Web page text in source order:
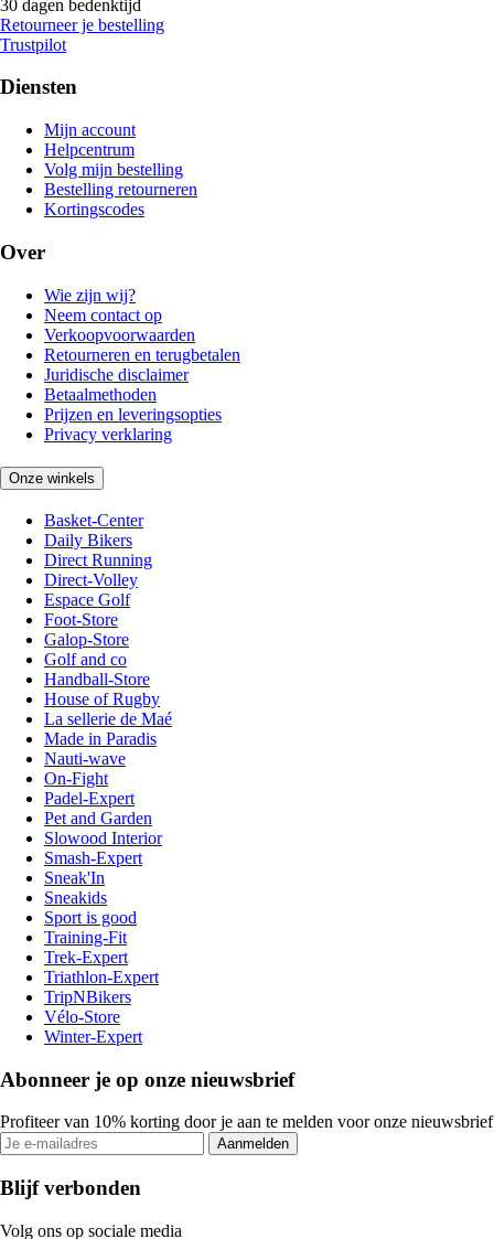
30 dagen bedenktijd
Retourneer je bestelling
Trustpilot
Diensten
Mijn account
Helpcentrum
Volg mijn bestelling
Bestelling retourneren
Kortingscodes
Over
Wie zijn wij?
Neem contact op
Verkoopvoorwaarden
Retourneren en terugbetalen
Juridische disclaimer
Betaalmethoden
Prijzen en leveringsopties
Privacy verklaring
Onze winkels
Basket-Center
Daily Bikers
Direct Running
Direct-Volley
Espace Golf
Foot-Store
Galop-Store
Golf and co
Handball-Store
House of Rugby
La sellerie de Maé
Made in Paradis
Nauti-wave
On-Fight
Padel-Expert
Pet and Garden
Slowood Interior
Smash-Expert
Sneak'In
Sneakids
Sport is good
Training-Fit
Trek-Expert
Triathlon-Expert
TripNBikers
Vélo-Store
Winter-Expert
Abonneer je op onze nieuwsbrief
Profiteer van 10% korting door je aan te melden voor onze nieuwsbrief
Aanmelden
Blijf verbonden
Volg ons op sociale media